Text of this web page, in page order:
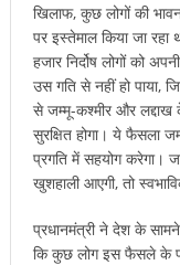
खिलाफ, कुछ लोगों की
पर इस्तेमाल किया जा
हजार निर्दोष लोगों को
उस गति से नहीं हो पाया,
से जम्मू-कश्मीर और लद्दाख
सुरक्षित होगा। ये फैसला
प्रगति में सहयोग करेगा।
खुशहाली आएगी, तो
प्रधानमंत्री ने देश के
कि कुछ लोग इस फैसले के